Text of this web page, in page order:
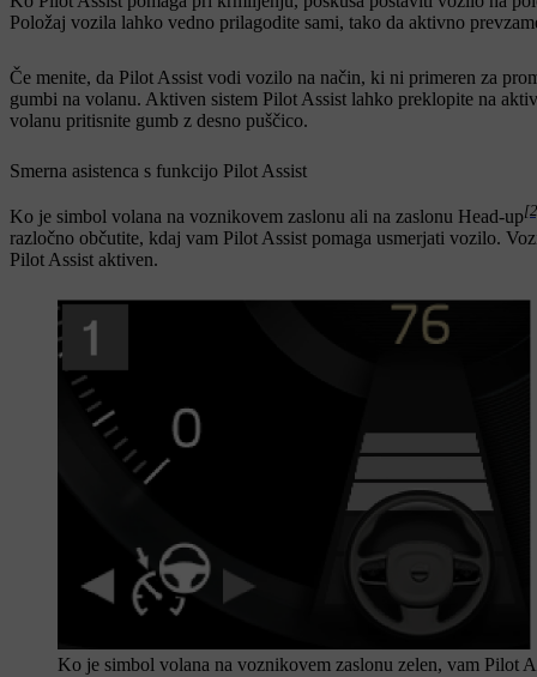
Položaj vozila lahko vedno prilagodite sami, tako da aktivno
Če menite, da Pilot Assist vodi vozilo na način, ki ni primeren za
gumbi na volanu. Aktiven sistem Pilot Assist lahko preklopite na
volanu pritisnite gumb z desno puščico.
Smerna asistenca s funkcijo Pilot Assist
Ko je simbol volana na voznikovem zaslonu ali na zaslonu Head-up
razločno občutite, kdaj vam Pilot Assist pomaga usmerjati vozilo.
Pilot Assist aktiven.
Ko je simbol volana na voznikovem zaslonu zelen, vam Pilot